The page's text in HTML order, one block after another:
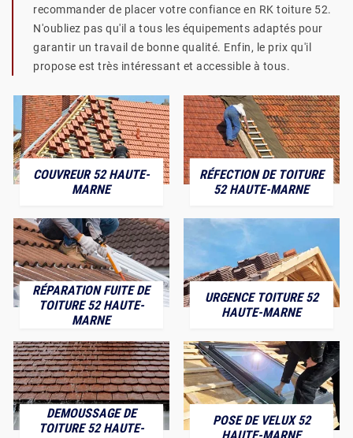
recommander de placer votre confiance en RK toiture 52.
N'oubliez pas qu'il a tous les équipements adaptés pour
garantir un travail de bonne qualité. Enfin, le prix qu'il
propose est très intéressant et accessible à tous.
COUVREUR 52 HAUTE-
MARNE
RÉFECTION DE TOITURE
52 HAUTE-MARNE
RÉPARATION FUITE DE
TOITURE 52 HAUTE-
MARNE
URGENCE TOITURE 52
HAUTE-MARNE
DEMOUSSAGE DE
TOITURE 52 HAUTE-
POSE DE VELUX 52